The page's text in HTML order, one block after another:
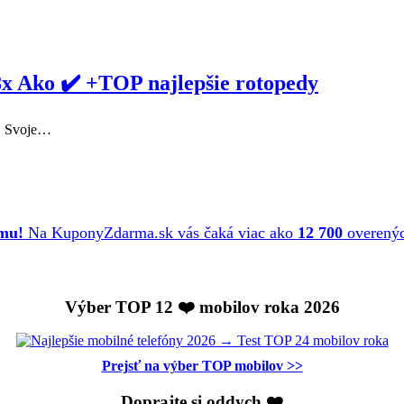
Ako ✔️ +TOP najlepšie rotopedy
Svoje…
Na KuponyZdarma.sk vás čaká viac ako 12 700
Výber TOP 12 ❤️ mobilov roka 2026
Prejsť na výber TOP mobilov >>